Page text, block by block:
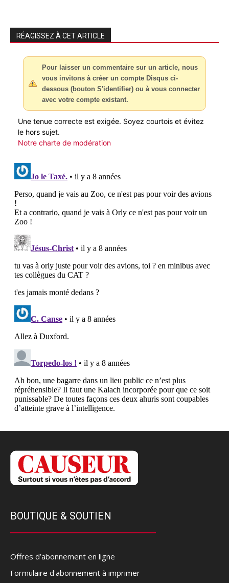
RÉAGISSEZ À CET ARTICLE
Pour laisser un commentaire sur un article, nous
vous invitons à créer un compte Disqus ci-
dessous (bouton S'identifier) ou à vous connecter
avec votre compte existant.
Une tenue correcte est exigée. Soyez courtois et évitez
le hors sujet.
Notre charte de modération
BOUTIQUE & SOUTIEN
Offres d’abonnement en ligne
Formulaire d'abonnement à imprimer